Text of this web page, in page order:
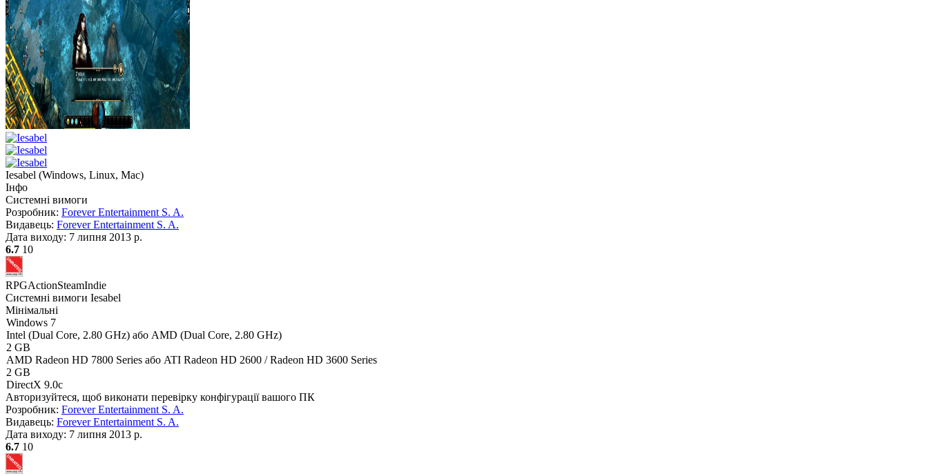
Iesabel (Windows, Linux, Mac)
Інфо
Системні вимоги
Розробник: Forever Entertainment S. A.
Видавець: Forever Entertainment S. A.
Дата виходу: 7 липня 2013 р.
6.7 10
RPGActionSteamIndie
Системні вимоги Iesabel
Мінімальні
Windows 7
Intel (Dual Core, 2.80 GHz) або AMD (Dual Core, 2.80 GHz)
2 GB
AMD Radeon HD 7800 Series або ATI Radeon HD 2600 / Radeon HD 3600 Series
2 GB
DirectX 9.0c
Авторизуйтеся, щоб виконати перевірку конфігурації вашого ПК
Розробник: Forever Entertainment S. A.
Видавець: Forever Entertainment S. A.
Дата виходу: 7 липня 2013 р.
6.7 10